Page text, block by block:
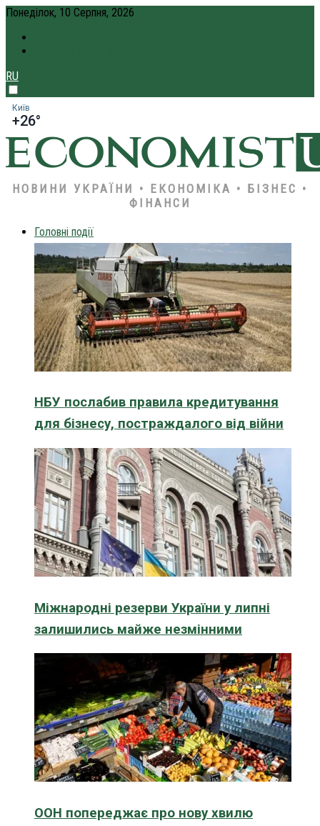
Понеділок, 10 Серпня, 2026
RU
Київ
+26°
НОВИНИ УКРАЇНИ • ЕКОНОМІКА • БІЗНЕС •
ФІНАНСИ
Головні події
НБУ послабив правила кредитування
для бізнесу, постраждалого від війни
Міжнародні резерви України у липні
залишились майже незмінними
ООН попереджає про нову хвилю